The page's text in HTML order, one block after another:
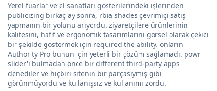
Yerel fuarlar ve el sanatları gösterilerindeki işlerinden
publicizing birkaç ay sonra, rbia shades çevrimiçi satış
yapmanın bir yolunu arıyordu. ziyaretçilere ürünlerinin
kalitesini, hafif ve ergonomik tasarımlarını görsel olarak çekici
bir şekilde göstermek için required the ability. onların
Authority Pro bunun için yeterli bir çözüm sağlamadı. powr
slider'ı bulmadan önce bir different third-party apps
denediler ve hiçbiri sitenin bir parçasıymış gibi
görünmüyordu ve kullanışsız ve kullanımı zordu.